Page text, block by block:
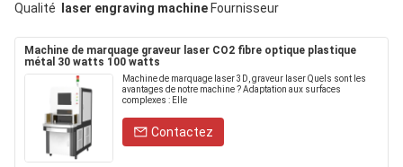
Qualité laser engraving machine Fournisseur
Machine de marquage graveur laser CO2 fibre optique plastique
métal 30 watts 100 watts
Machine de marquage laser 3D, graveur laser Quels sont les
avantages de notre machine ? Adaptation aux surfaces
complexes : Elle
Contactez